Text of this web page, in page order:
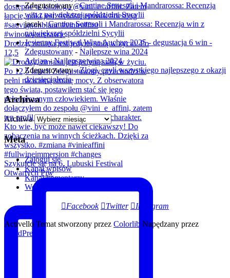
Drodzy, zmiana jest jedyną stałą w życiu. Po
12,5
Szykujcie się na 6. Lubuski Festiwal
Otwartych Piw
Zdegustowany-Cantine Settesoli i Mandrarossa: Recenzja
win z największej spółdzielni Sycylii
jacek-Cantine Settesoli i Mandrarossa: Recenzja win z
największej spółdzielni Sycylii
Jesienny Festiwal Wina Auchan 2025 - degustacja 6 win -
Zdegustowany - Najlepsze wina 2024
Adrian-Najlepsze wina 2024
Zdegustowany-Złogi, czyli wszystkiego najlepszego z okazji
dziesięciolecia
Archiwa
Archiwa
Meta
Zaloguj się
Kanał wpisów
Kanał komentarzy
WordPress.org
Facebook Twitter Instagram
Activello Temat stworzony przez Colorlib Napędzany przez
WordPress